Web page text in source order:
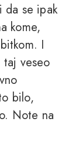
da se ipak
kome,
I
veseo
bilo,
Note na